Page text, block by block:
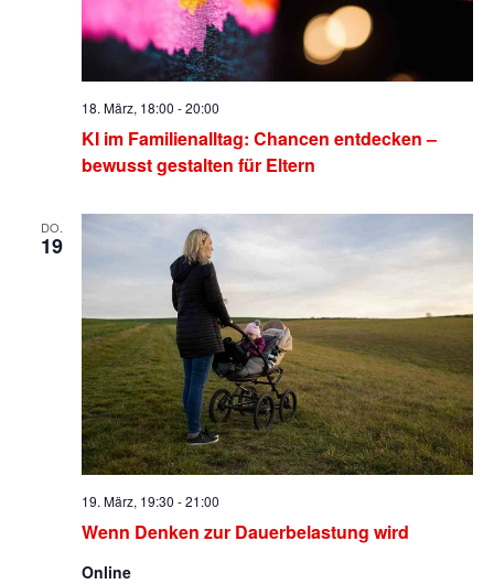
KI im Familienalltag: Chancen entdecken –
bewusst gestalten für Eltern
18. März, 18:00 -20:00
DO.
19
Wenn Denken zur Dauerbelastung wird
19. März, 19:30 -21:00
Online